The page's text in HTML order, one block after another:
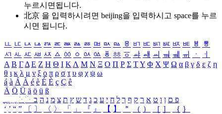
누르시면됩니다.
北京 을 입력하시려면 beijing을 입력하시고 space를 누르
시면 됩니다.
ㅥ ㅦ ㅧ ㅨ ㅩ ㅪ ㅫ ㅬ ㅭ ㅮ ㅯ ㅰ ㅱ ㅲ ㅳ ㅴ ㅵ ㅶ ㅷ ㅸ
ㅹ
ㅺ ㅻ ㅼ ㅽ ㅾ ㅿ ㆀ ㆁ ㆂ ㆃ ㆄ ㆅ ㆆ ㆇ ㆈ ㆉ ㆊ ㆋ ㆌ ㆍ
ㆎ
Α Β ΓΔ Ε Ζ Η Θ Ι ΚΛ Μ Ν Ξ Ο Π Ρ Σ ΤΥ Φ Χ Ψ Ω α β γ δ ε ζ η
θ ι κ λ μ ν ξ ο π ρ σ τ υ φ χ ψ ω
á à Á À é è É È ç Ç ê
Ä Ö Ü ä ö ü ß
ִֶֹ ֻּ ׁׂ פ ם ן ו ט א ר ק ף ך ל ח י ע כ ג ד ש ץ ת צ מ נ ה ב
‘ ’ “ ” 〔 〕 〈 〉 「 」 『 』 【 】 ＂ （ ） ［ ］ ｛ ｝